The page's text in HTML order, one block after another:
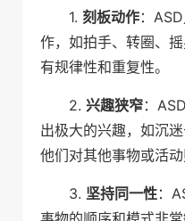
1. 刻板动作：
作，如拍手、转圈、
有规律性和重复性。
2. 兴趣狭窄：
出极大的兴趣，如沉
他们对其他事物或活动
3. 坚持同一性：